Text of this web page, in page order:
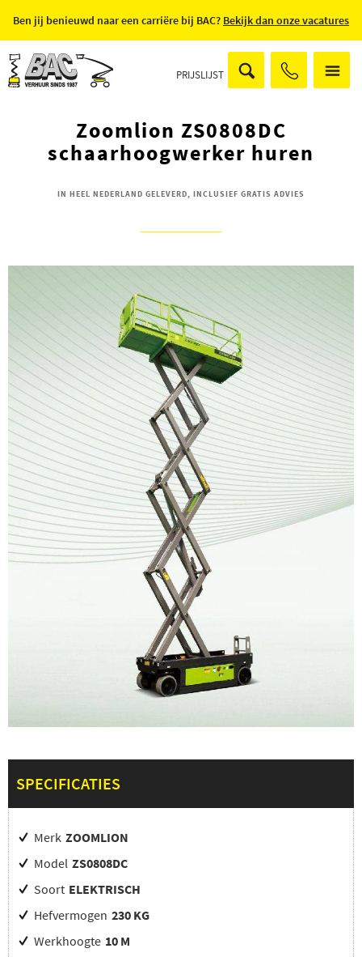
Ben jij benieuwd naar een carriëre bij BAC? Bekijk dan onze vacatures
PRIJSLIJST
Zoomlion ZS0808DC
schaarhoogwerker huren
IN HEEL NEDERLAND GELEVERD, INCLUSIEF GRATIS ADVIES
SPECIFICATIES
Merk ZOOMLION
Model ZS0808DC
Soort ELEKTRISCH
Hefvermogen 230 KG
Werkhoogte 10 M